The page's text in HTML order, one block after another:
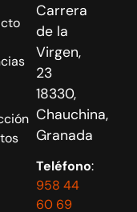
Carrera
de la
Virgen,
23
18330,
Chauchina,
Granada
Teléfono:
958 44
60 69